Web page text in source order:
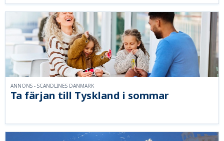
Ta färjan till Tyskland i sommar
ANNONS - SCANDLINES DANMARK